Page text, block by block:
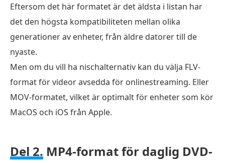
Eftersom det här formatet är det äldsta i listan har
det den högsta kompatibiliteten mellan olika
generationer av enheter, från äldre datorer till de
nyaste.
Men om du vill ha nischalternativ kan du välja FLV-
format för videor avsedda för onlinestreaming. Eller
MOV-formatet, vilket är optimalt för enheter som kör
MacOS och iOS från Apple.
Del 2. MP4-format för daglig DVD-